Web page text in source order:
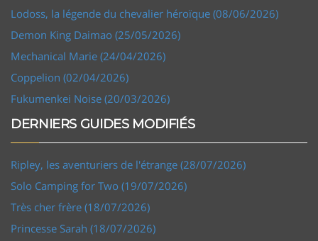
Lodoss, la légende du chevalier héroïque (08/06/2026)
Demon King Daimao (25/05/2026)
Mechanical Marie (24/04/2026)
Coppelion (02/04/2026)
Fukumenkei Noise (20/03/2026)
DERNIERS GUIDES MODIFIÉS
Ripley, les aventuriers de l'étrange (28/07/2026)
Solo Camping for Two (19/07/2026)
Très cher frère (18/07/2026)
Princesse Sarah (18/07/2026)